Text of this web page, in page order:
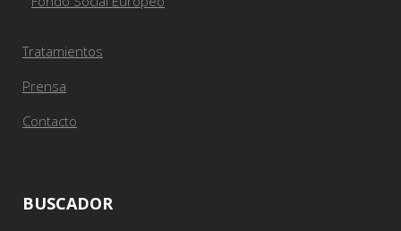
Tratamientos
Prensa
Contacto
BUSCADOR